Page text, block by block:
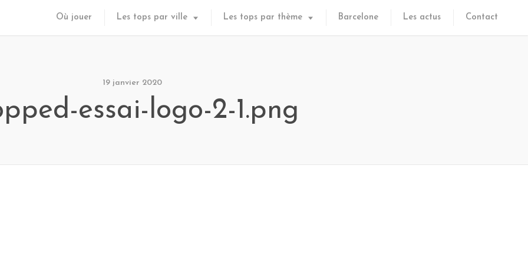
Où jouer Les tops par ville Les tops par thème Barcelone Les actus Contact
19 janvier 2020
essai-logo-2-1.png